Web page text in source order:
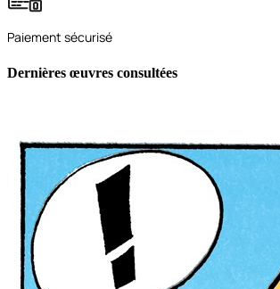
Paiement sécurisé
Dernières œuvres consultées